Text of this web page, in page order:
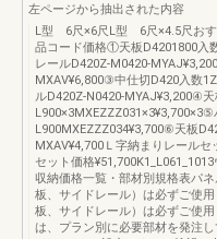
左ページから抽出された内容
L型 6尺×6尺L型 6尺×4.5尺おす
品コード価格①天板D4201800入
レールD420Z-M0420-
MXAV¥6,800③中仕切D420入数
ルD420Z-N0420-MYAJ¥3,200④
L900MXEZZZ034¥3,700⑥天板
MXAV¥4,700Ｌ字納まりレールセ
セット価格
収納価格一覧・部材別規格表パ
板、サイドレール）は必ずご使
板、サイドレール）は必ずご使
は、プラン別に必要部材を発注し